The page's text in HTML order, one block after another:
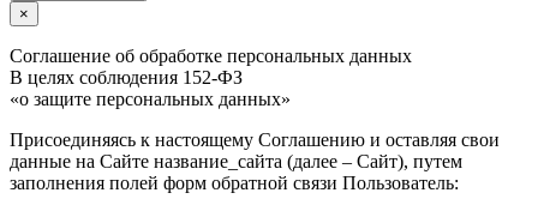
×
Соглашение об обработке персональных данных
В целях соблюдения 152-ФЗ
«о защите персональных данных»
Присоединяясь к настоящему Соглашению и оставляя свои
данные на Сайте название_сайта (далее – Сайт), путем
заполнения полей форм обратной связи Пользователь: